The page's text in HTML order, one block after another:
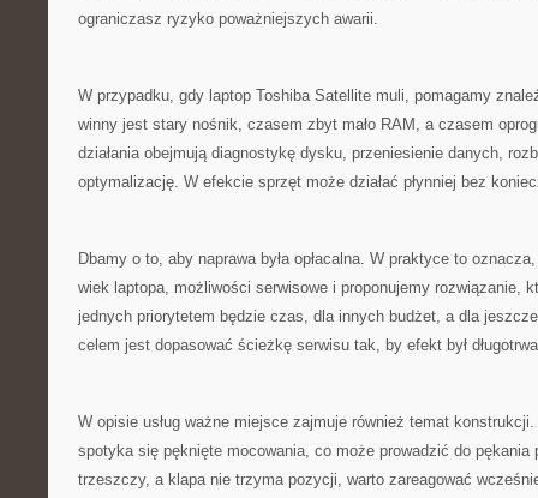
ograniczasz ryzyko poważniejszych awarii.
W przypadku, gdy laptop Toshiba Satellite muli, pomagamy
winny jest stary nośnik, czasem zbyt mało RAM, a czasem
działania obejmują diagnostykę dysku, przeniesienie danych,
optymalizację. W efekcie sprzęt może działać płynniej bez
Dbamy o to, aby naprawa była opłacalna. W praktyce to
wiek laptopa, możliwości serwisowe i proponujemy rozwiązanie,
jednych priorytetem będzie czas, dla innych budżet, a dla
celem jest dopasować ścieżkę serwisu tak, by efekt był
W opisie usług ważne miejsce zajmuje również temat
spotyka się pęknięte mocowania, co może prowadzić do pękania
trzeszczy, a klapa nie trzyma pozycji, warto zareagować